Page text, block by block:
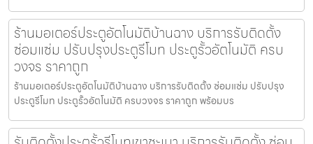
ร้านมอเตอร์ประตูอัตโนมัติบ้านฉาง บริการรับติดตั้ง
ซ่อมแซ่ม ปรับปรุงประตูรีโมท ประตูรั้วอัตโนมัติ ครบ
วงจร ราคาถูก
ร้านมอเตอร์ประตูอัตโนมัติบ้านฉาง บริการรับติดตั้ง ซ่อมแซ่ม ปรับปรุง
ประตูรีโมท ประตูรั้วอัตโนมัติ ครบวงจร ราคาถูก พร้อมบร